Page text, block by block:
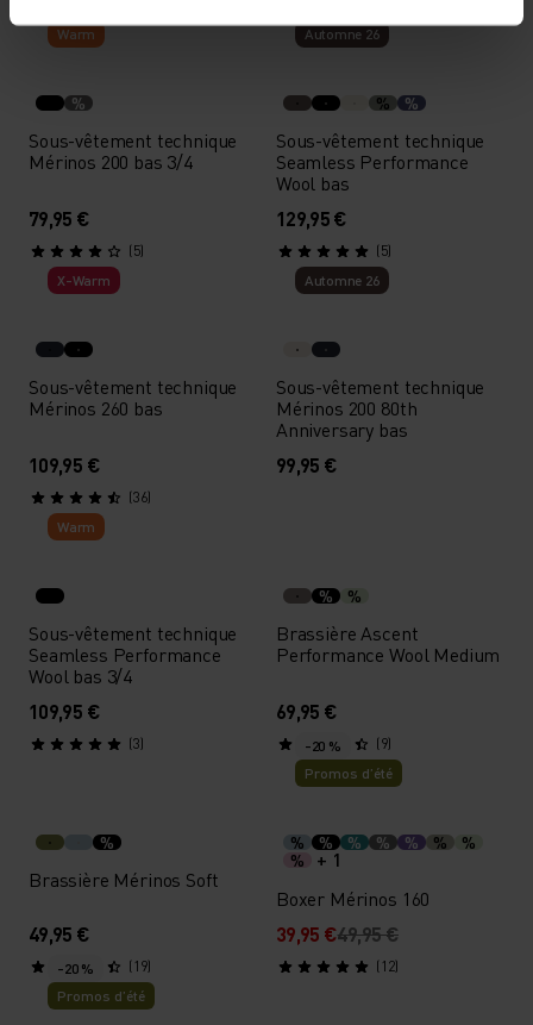
Warm
%
Sous-vêtement technique
Mérinos 200 bas 3/4
79,95 €
(5)
Automne 26
% %
Sous-vêtement technique
Seamless Performance
Wool bas
129,95 €
(5)
X-Warm
Sous-vêtement technique
Mérinos 260 bas
109,95 €
(36)
Automne 26
Sous-vêtement technique
Mérinos 200 80th
Anniversary bas
99,95 €
Warm
Sous-vêtement technique
Seamless Performance
Wool bas 3/4
109,95 €
(3)
% %
Brassière Ascent
Performance Wool Medium
69,95 €
(9)
%
Brassière Mérinos Soft
49,95 €
(19)
-20 %
Promos d’été
% % % % % %
%
%
+ 1
Boxer Mérinos 160
39,95 €49,95 €
(12)
-20 %
Promos d’été